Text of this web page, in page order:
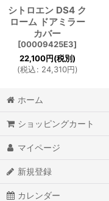
シトロエン DS4 ク
ローム ドアミラー
カバー
[00009425E3]
22,100円(税別)
(税込: 24,310円)
ホーム
ショッピングカート
マイページ
新規登録
カレンダー